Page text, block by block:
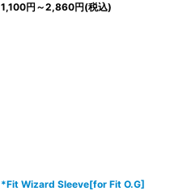
1,100円 ～2,860円(税込)
*Fit Wizard Sleeve[for Fit O.G]